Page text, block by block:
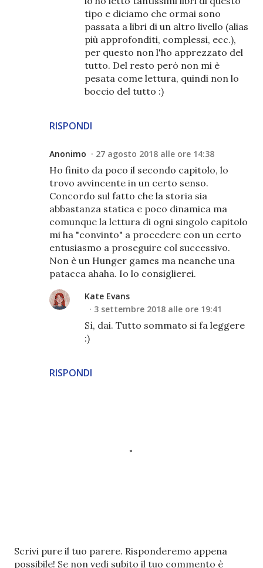
RISPONDI
tipo e diciamo che ormai sono
passata a libri di un altro livello (alias
più approfonditi, complessi, ecc.),
per questo non l'ho apprezzato del
tutto. Del resto però non mi è
pesata come lettura, quindi non lo
boccio del tutto :)
Anonimo 27 agosto 2018 alle ore 14:38
Ho finito da poco il secondo capitolo, lo
trovo avvincente in un certo senso.
Concordo sul fatto che la storia sia
abbastanza statica e poco dinamica ma
comunque la lettura di ogni singolo capitolo
mi ha "convinto" a procedere con un certo
entusiasmo a proseguire col successivo.
Non è un Hunger games ma neanche una
patacca ahaha. Io lo consiglierei.
RISPONDI
Kate Evans
3 settembre 2018 alle ore 19:41
Sì, dai. Tutto sommato si fa leggere
:)
P
o
Scrivi pure il tuo parere. Risponderemo appena
possibile! Se non vedi subito il tuo commento è